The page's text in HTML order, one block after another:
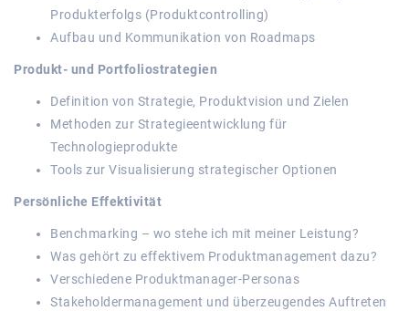
Produkterfolgs (Produktcontrolling)
Aufbau und Kommunikation von Roadmaps
Produkt- und Portfoliostrategien
Definition von Strategie, Produktvision und Zielen
Methoden zur Strategieentwicklung für
Technologieprodukte
Tools zur Visualisierung strategischer Optionen
Persönliche Effektivität
Benchmarking – wo stehe ich mit meiner Leistung?
Was gehört zu effektivem Produktmanagement dazu?
Verschiedene Produktmanager-Personas
Stakeholdermanagement und überzeugendes Auftreten